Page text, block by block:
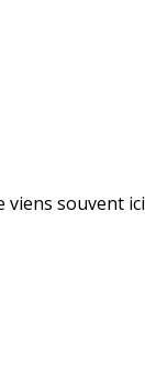
viens souvent ici